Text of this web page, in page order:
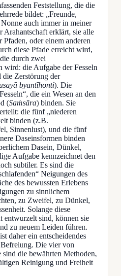
Feststellung, die die
bildet: „Freunde,
auch immer in meiner
Arahantschaft erklärt, sie alle
oder einem anderen
diese Pfade erreicht wird,
durch zwei
wird: die Aufgabe der Fesseln
die Zerstörung der
byantīhonti). Die
die ein Wesen an den
(Saṁsāra) binden. Sie
die fünf „niederen
binden (z.B.
Sinnenlust), und die fünf
Daseinsformen binden
Dasein, Dünkel,
Aufgabe kennzeichnet den
subtiler. Es sind die
Neigungen des
des bewussten Erlebens
zu sinnlichem
zu Zweifel, zu Dünkel,
Solange diese
entwurzelt sind, können sie
zu neuem Leiden führen.
daher ein entscheidendes
Die vier von
sind die bewährten Methoden,
Reinigung und Freiheit